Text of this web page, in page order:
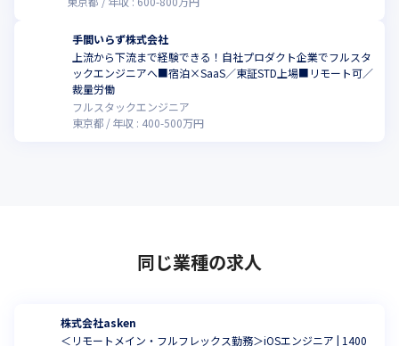
手間いらず株式会社
上流から下流まで経験できる！自社プロダクト企業でフルスタ
ックエンジニアへ■宿泊×SaaS／東証STD上場■リモート可／
裁量労働
フルスタックエンジニア
東京都
年収 : 400-500万円
同じ業種の求人
株式会社asken
＜リモートメイン・フルフレックス勤務＞iOSエンジニア | 1400